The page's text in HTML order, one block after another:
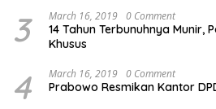
3 March 16, 2019 0 Comment
14 Tahun Terbunuhnya Munir,
Khusus
4 March 16, 2019 0 Comment
Prabowo Resmikan Kantor